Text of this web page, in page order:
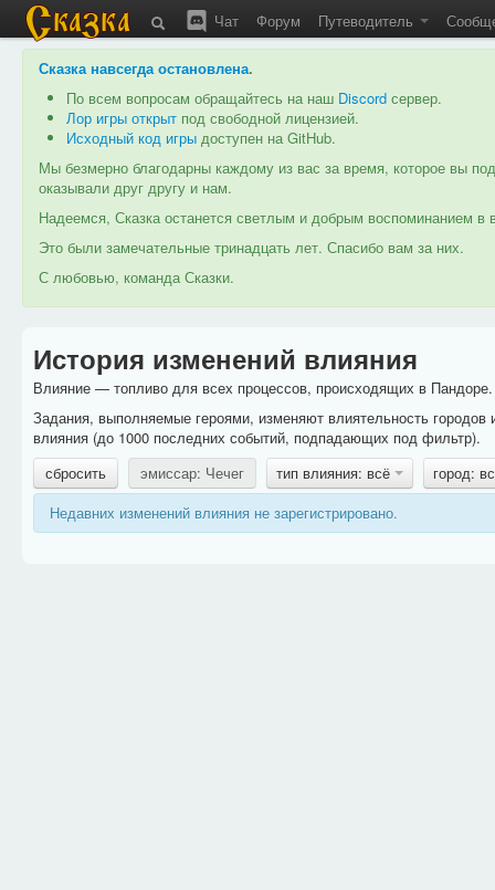
Чат Форум Путеводитель
Сказка навсегда остановлена.
По всем вопросам обращайтесь на наш Discord сервер.
Лор игры открыт под свободной лицензией.
Исходный код игры доступен на GitHub.
Мы безмерно благодарны каждому из вас за время, которое вы
оказывали друг другу и нам.
Надеемся, Сказка останется светлым и добрым воспоминанием
Это были замечательные тринадцать лет. Спасибо вам за них.
С любовью, команда Сказки.
История изменений влияния
Влияние — топливо для всех процессов, происходящих в
Задания, выполняемые героями, изменяют влиятельность
влияния (до 1000 последних событий, подпадающих под фильтр).
сбросить
эмиссар: Чечег тип влияния: всё
город:
Недавних изменений влияния не зарегистрировано.